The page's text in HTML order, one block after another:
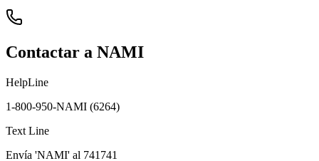
Contactar a NAMI
HelpLine
1-800-950-NAMI (6264)
Text Line
Envía 'NAMI' al 741741